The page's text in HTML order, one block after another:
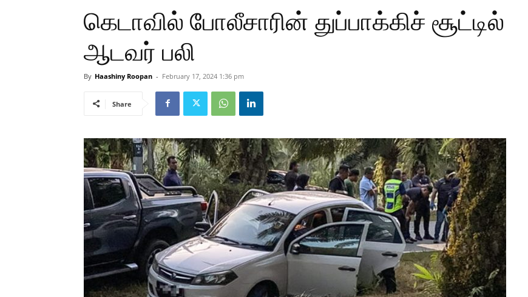
கெடாவில் போலீசாரின் துப்பாக்கிச் சூட்டில்
ஆடவர் பலி
By Haashiny Roopan - February 17, 2024 1:36 pm
Share